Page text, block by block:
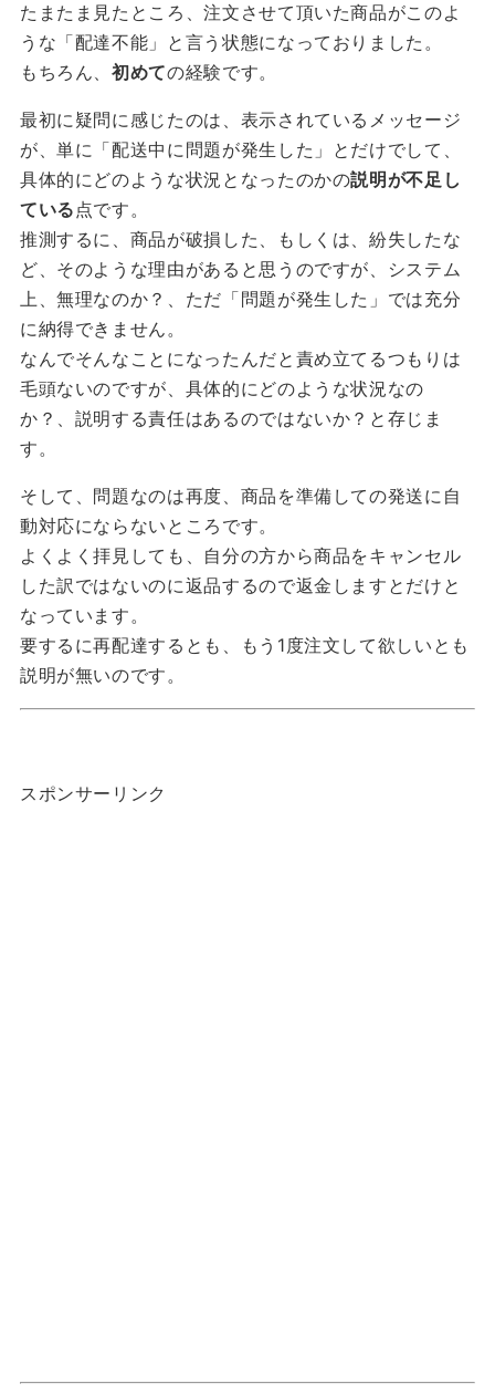
たまたま見たところ、注文させて頂いた商品がこのよ
うな「配達不能」と言う状態になっておりました。
もちろん、初めての経験です。
最初に疑問に感じたのは、表示されているメッセージ
が、単に「配送中に問題が発生した」とだけでして、
具体的にどのような状況となったのかの説明が不足し
ている 点です。
推測するに、商品が破損した、もしくは、紛失したな
ど、そのような理由があると思うのですが、システム
上、無理なのか？、ただ「問題が発生した」では充分
に納得できません。
なんでそんなことになったんだと責め立てるつもりは
毛頭ないのですが、具体的にどのような状況なの
か？、説明する責任はあるのではないか？と存じま
す。
そして、問題なのは再度、商品を準備しての発送に自
動対応にならないところです。
よくよく拝見しても、自分の方から商品をキャンセル
した訳ではないのに返品するので返金しますとだけと
なっています。
要するに再配達するとも、もう1度注文して欲しいとも
説明が無いのです。
スポンサーリンク